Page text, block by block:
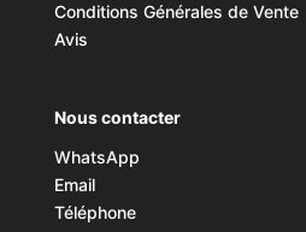
Conditions Générales de Vente
Avis
Nous contacter
WhatsApp
Email
Téléphone